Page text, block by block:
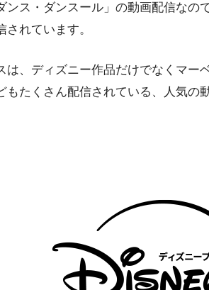
ンス・ダンスール」の動画配信なの
れています。
は、ディズニー作品だけでなくマー
もたくさん配信されている、人気の